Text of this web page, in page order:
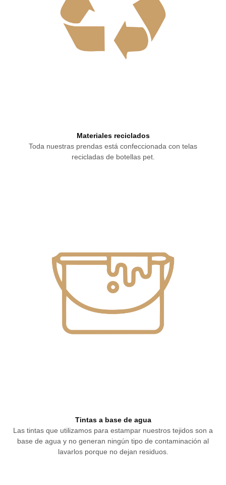
Materiales reciclados
Toda nuestras prendas está confeccionada con telas
recicladas de botellas pet.
Tintas a base de agua
Las tintas que utilizamos para estampar nuestros tejidos son a
base de agua y no generan ningún tipo de contaminación al
lavarlos porque no dejan residuos.